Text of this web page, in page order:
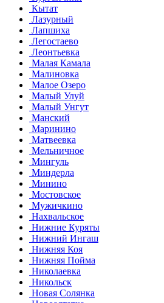
Кытат
Лазурный
Лапшиха
Легостаево
Леонтьевка
Малая Камала
Малиновка
Малое Озеро
Малый Улуй
Малый Унгут
Манский
Маринино
Матвеевка
Мельничное
Мингуль
Миндерла
Минино
Мостовское
Мужичкино
Нахвальское
Нижние Куряты
Нижний Ингаш
Нижняя Коя
Нижняя Пойма
Николаевка
Никольск
Новая Солянка